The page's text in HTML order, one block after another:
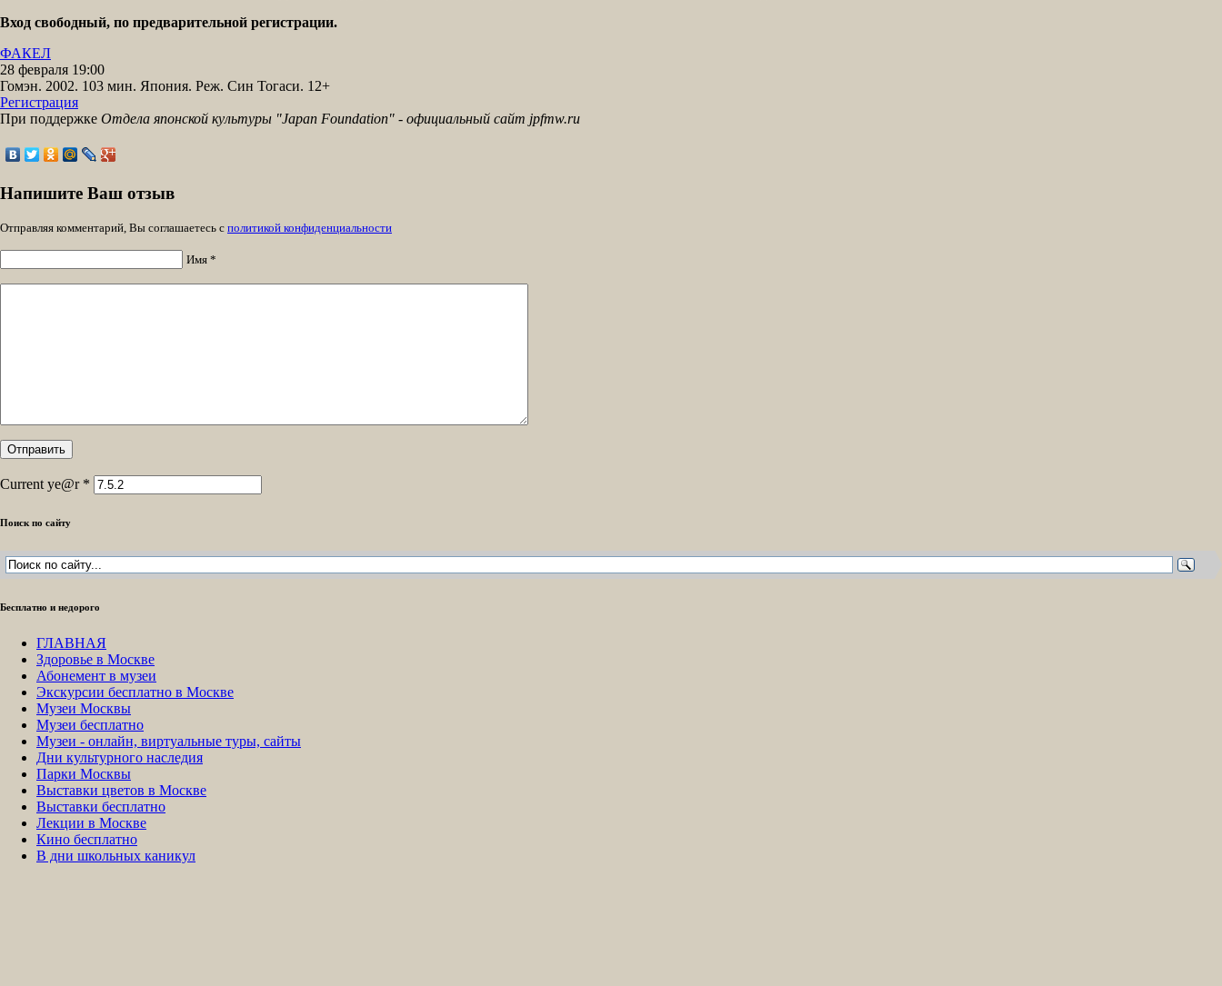
Вход свободный, по предварительной регистрации.
ФАКЕЛ
28 февраля 19:00
Гомэн. 2002. 103 мин. Япония. Реж. Син Тогаси. 12+
Регистрация
При поддержке Отдела японской культуры "Japan Foundation" - официальный сайт jpfmw.ru
Напишите Ваш отзыв
Отправляя комментарий, Вы соглашаетесь с политикой конфиденциальности
Имя *
Current ye@r *
Поиск по сайту
Бесплатно и недорого
ГЛАВНАЯ
Здоровье в Москве
Абонемент в музеи
Экскурсии бесплатно в Москве
Музеи Москвы
Музеи бесплатно
Музеи - онлайн, виртуальные туры, сайты
Дни культурного наследия
Парки Москвы
Выставки цветов в Москве
Выставки бесплатно
Лекции в Москве
Кино бесплатно
В дни школьных каникул